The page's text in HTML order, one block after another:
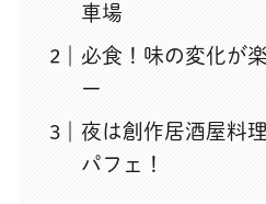
車場
必食！味の変化が
ー
夜は創作居酒屋料
パフェ！